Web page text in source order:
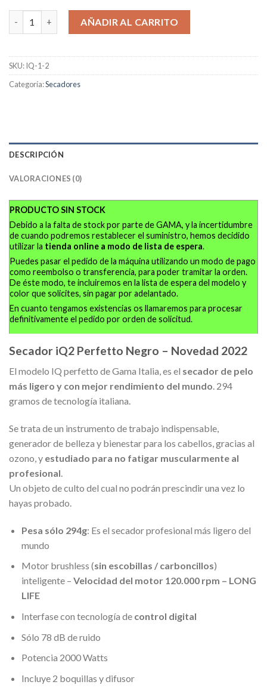
Gama IQ2 perfetto Negro - Nuevo 2022 cantidad
AÑADIR AL CARRITO
SKU:IQ-1-2
Categoría:Secadores
DESCRIPCIÓN
VALORACIONES (0)
PRODUCTO SIN STOCK
Debido a la falta de stock por parte de GAMA, y la incertidumbre
de cuando podremos restablecer el suministro, hemos decidido
utilizar la tienda online a modo de lista de espera.
Puedes pasar el pedido de la máquina utilizando un modo de pago
como reembolso o transferencia, para poder tramitar la orden.
De éste modo, te incluiremos en la lista de espera del modelo y
color que solicites, sin pagar por adelantado.
En cuanto tengamos existencias os llamaremos para procesar
definitivamente el pedido por orden de solicitud.
Secador iQ2 Perfetto Negro – Novedad 2022
El modelo IQ perfetto de Gama Italia, es el secador de pelo
más ligero y con mejor rendimiento del mundo. 294
gramos de tecnología italiana.
Se trata de un instrumento de trabajo indispensable,
generador de belleza y bienestar para los cabellos, gracias al
ozono, y estudiado para no fatigar muscularmente al
profesional.
Un objeto de culto del cual no podrán prescindir una vez lo
hayas probado.
Pesa sólo 294g: Es el secador profesional más ligero del
mundo
Motor brushless (sin escobillas / carboncillos)
inteligente – Velocidad del motor 120.000 rpm – LONG
LIFE
Interfase con tecnología de control digital
Sólo 78 dB de ruido
Potencia 2000 Watts
Incluye 2 boquillas y difusor